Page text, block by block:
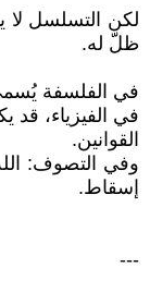
لكن التسلسل لا
ظلّ له.
في الفلسفة
في الفيزياء،
القوانين.
وفي التصوف:
إسقاط.
---